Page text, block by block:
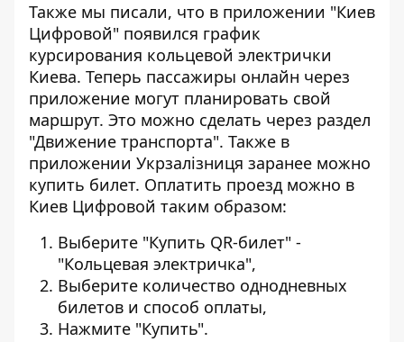
Также мы писали, что в приложении "Киев
Цифровой" появился график
курсирования кольцевой электрички
Киева. Теперь пассажиры онлайн через
приложение могут планировать свой
маршрут. Это можно сделать через раздел
"Движение транспорта". Также в
приложении Укрзалізниця заранее можно
купить билет. Оплатить проезд можно в
Киев Цифровой таким образом:
Выберите "Купить QR-билет" -
"Кольцевая электричка",
Выберите количество однодневных
билетов и способ оплаты,
Нажмите "Купить".